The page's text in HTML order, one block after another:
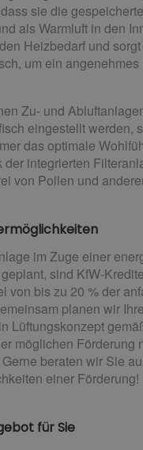
sie die
als Warmluft in den
Heizbedarf und
um ein
Zu- und
eingestellt werden,
das optimale
der integrierten
von Pollen und
im Zuge einer
sind KfW-
von bis zu 20 % der
planen wir
Lüftungskonzept
möglichen Förderung
beraten wir Sie
einer Förderung!
für Sie